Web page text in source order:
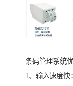
条码管理系统优
1、输入速度快